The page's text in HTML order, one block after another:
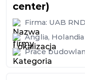
center)
Firma: UAB
Anglia, Holandia
Prace